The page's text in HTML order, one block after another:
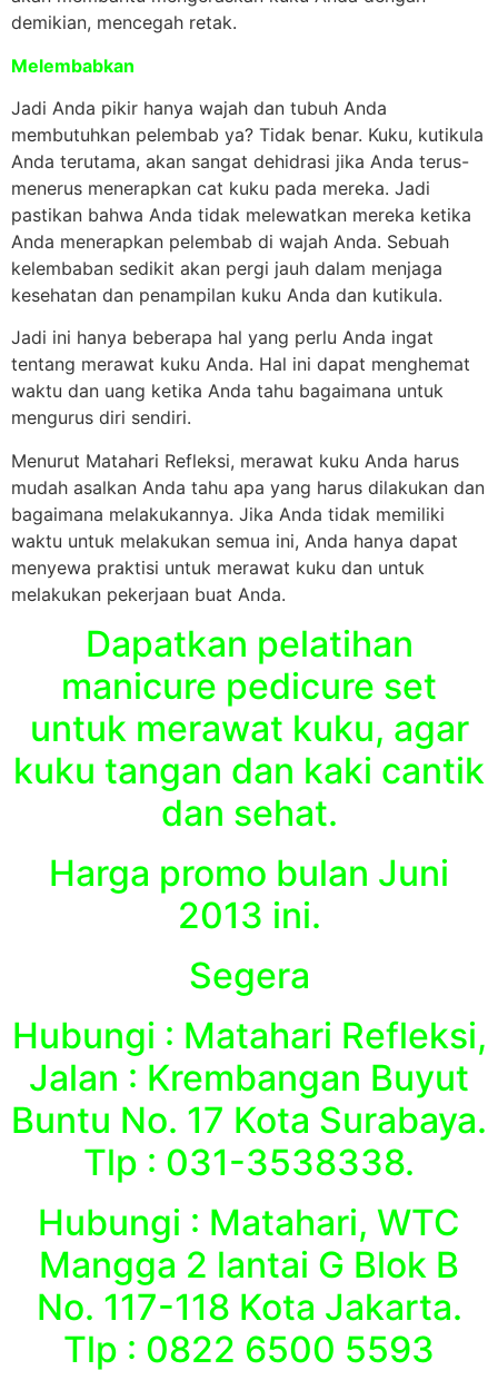
demikian, mencegah retak.
Melembabkan
Jadi Anda pikir hanya wajah dan tubuh Anda
membutuhkan pelembab ya? Tidak benar. Kuku, kutikula
Anda terutama, akan sangat dehidrasi jika Anda terus-
menerus menerapkan cat kuku pada mereka. Jadi
pastikan bahwa Anda tidak melewatkan mereka ketika
Anda menerapkan pelembab di wajah Anda. Sebuah
kelembaban sedikit akan pergi jauh dalam menjaga
kesehatan dan penampilan kuku Anda dan kutikula.
Jadi ini hanya beberapa hal yang perlu Anda ingat
tentang merawat kuku Anda. Hal ini dapat menghemat
waktu dan uang ketika Anda tahu bagaimana untuk
mengurus diri sendiri.
Menurut Matahari Refleksi, merawat kuku Anda harus
mudah asalkan Anda tahu apa yang harus dilakukan dan
bagaimana melakukannya. Jika Anda tidak memiliki
waktu untuk melakukan semua ini, Anda hanya dapat
menyewa praktisi untuk merawat kuku dan untuk
melakukan pekerjaan buat Anda.
Dapatkan pelatihan
manicure pedicure set
untuk merawat kuku, agar
kuku tangan dan kaki cantik
dan sehat.
Harga promo bulan Juni
2013 ini.
Segera
Hubungi : Matahari Refleksi,
Jalan : Krembangan Buyut
Buntu No. 17 Kota Surabaya.
Tlp : 031-3538338.
Hubungi : Matahari, WTC
Mangga 2 lantai G Blok B
No. 117-118 Kota Jakarta.
Tlp : 0822 6500 5593